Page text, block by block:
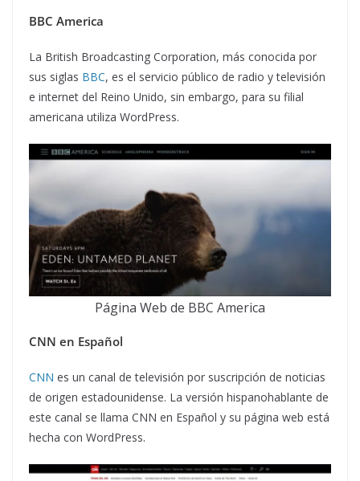
BBC America
La British Broadcasting Corporation, más conocida por
sus siglas BBC, es el servicio público de radio y televisión
e internet del Reino Unido, sin embargo, para su filial
americana utiliza WordPress.
Página Web de BBC America
CNN en Español
CNN es un canal de televisión por suscripción de noticias
de origen estadounidense. La versión hispanohablante de
este canal se llama CNN en Español y su página web está
hecha con WordPress.